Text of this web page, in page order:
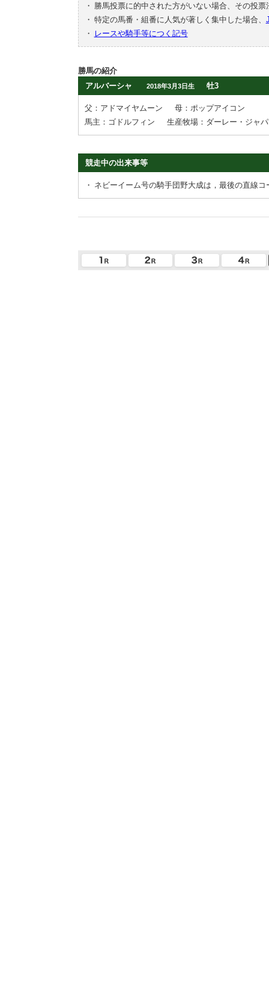
・
勝馬投票に的中された方がいない場合、その投
・ 特定の馬番・組番に人気が著しく集中した場合、
・
レースや騎手等につく記号
勝馬の紹介
アルバーシャ
2018年3月3日生 牡3
父：アドマイヤムーン
母：ポップアイコン
馬主：ゴドルフィン
生産牧場：ダーレー・ジャ
競走中の出来事等
・ ネビーイーム号の騎手団野大成は，最後の直線